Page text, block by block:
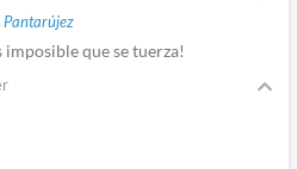
Pantarújez
imposible que se tuerza!